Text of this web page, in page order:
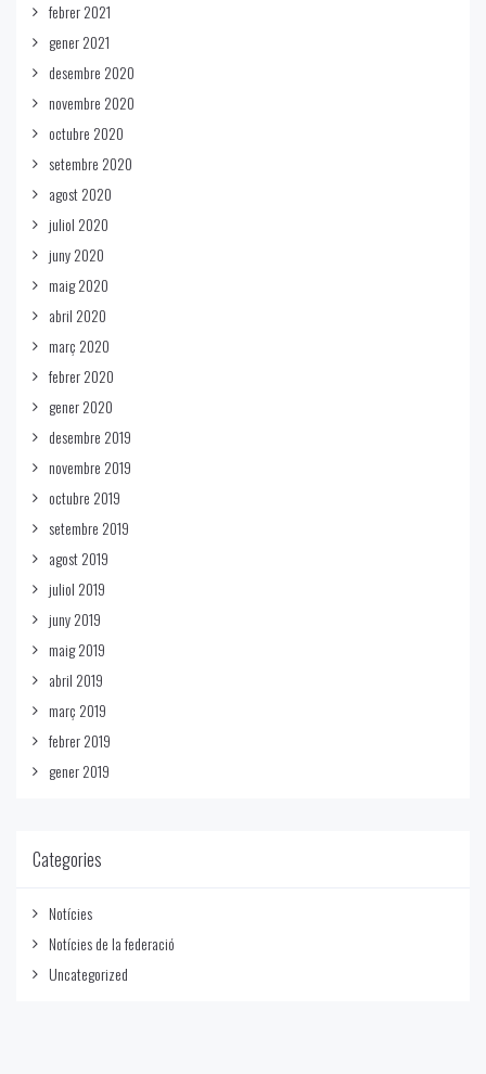
febrer 2021
gener 2021
desembre 2020
novembre 2020
octubre 2020
setembre 2020
agost 2020
juliol 2020
juny 2020
maig 2020
abril 2020
març 2020
febrer 2020
gener 2020
desembre 2019
novembre 2019
octubre 2019
setembre 2019
agost 2019
juliol 2019
juny 2019
maig 2019
abril 2019
març 2019
febrer 2019
gener 2019
Categories
Notícies
Notícies de la federació
Uncategorized